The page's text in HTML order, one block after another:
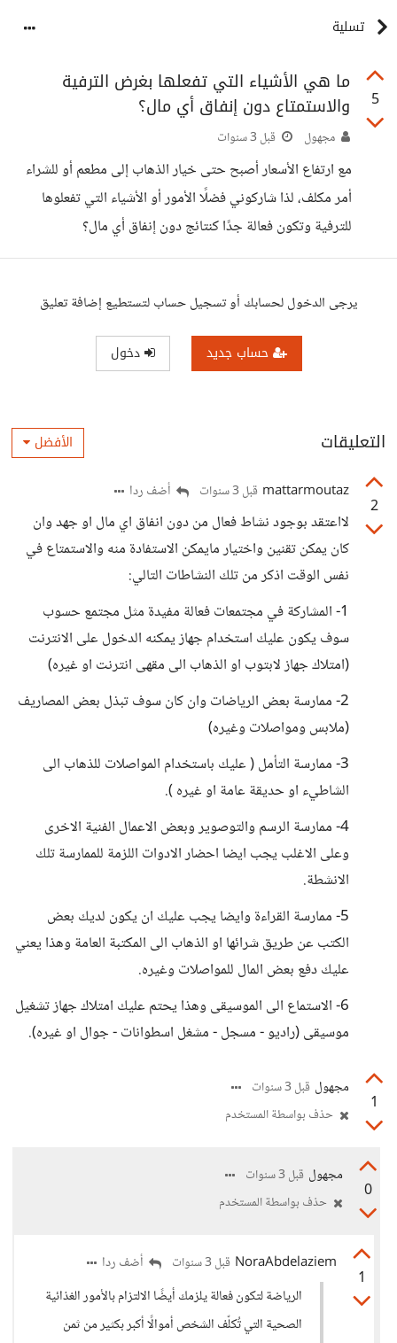
تسلية
5
ما هي الأشياء التي تفعلها بغرض الترفية
والاستمتاع دون إنفاق أي مال؟
مجهول قبل 3 سنوات
مع ارتفاع الأسعار أصبح حتى خيار الذهاب إلى مطعم أو للشراء
أمر مكلف، لذا شاركوني فضلًا الأمور أو الأشياء التي تفعلوها
للترفية وتكون فعالة جدًا كنتائج دون إنفاق أي مال؟
يرجى الدخول لحسابك أو تسجيل حساب لتستطيع إضافة تعليق
حساب جديد دخول
التعليقات الأفضل
2
mattarmoutaz قبل 3 سنوات أضف ردا
لااعتقد بوجود نشاط فعال من دون انفاق اي مال او جهد وان
كان يمكن تقنين واختيار مايمكن الاستفادة منه والاستمتاع في
نفس الوقت اذكر من تلك النشاطات التالي:
1- المشاركة في مجتمعات فعالة مفيدة مثل مجتمع حسوب
سوف يكون عليك استخدام جهاز يمكنه الدخول على الانترنت
(امتلاك جهاز لابتوب او الذهاب الى مقهى انترنت او غيره)
2- ممارسة بعض الرياضات وان كان سوف تبذل بعض المصاريف
(ملابس ومواصلات وغيره)
3- ممارسة التأمل ( عليك باستخدام المواصلات للذهاب الى
الشاطيء او حديقة عامة او غيره ).
4- ممارسة الرسم والتوصوير وبعض الاعمال الفنية الاخرى
وعلى الاغلب يجب ايضا احضار الادوات اللزمة للممارسة تلك
الانشطة.
5- ممارسة القراءة وايضا يجب عليك ان يكون لديك بعض
الكتب عن طريق شرائها او الذهاب الى المكتبة العامة وهذا يعني
عليك دفع بعض المال للمواصلات وغيره.
6- الاستماع الى الموسيقى وهذا يحتم عليك امتلاك جهاز تشغيل
موسيقى (راديو - مسجل - مشغل اسطوانات - جوال او غيره).
1
مجهول قبل 3 سنوات
حذف بواسطة المستخدم
0
مجهول قبل 3 سنوات
حذف بواسطة المستخدم
1
NoraAbdelaziem قبل 3 سنوات
أضف ردا
الرياضة لتكون فعالة يلزمك أيضًا الالتزام بالأمور الغذائية
الصحية التي تُكلّف الشخص أموالًا أكبر بكثير من ثمن